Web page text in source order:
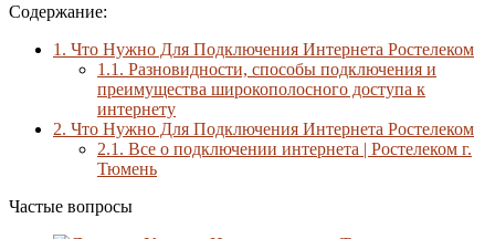
Содержание:
1. Что Нужно Для Подключения Интернета Ростелеком
1.1. Разновидности, способы подключения и
преимущества широкополосного доступа к
интернету
2. Что Нужно Для Подключения Интернета Ростелеком
2.1. Все о подключении интернета | Ростелеком г.
Тюмень
Частые вопросы